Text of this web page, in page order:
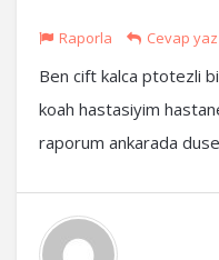
Raporla Cevap yaz
Ben cift kalca ptotezli
koah hastasiyim
raporum ankarada